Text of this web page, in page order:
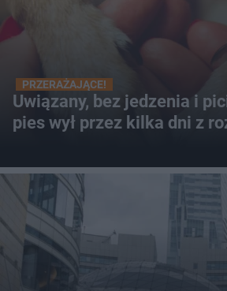
PRZERAŻAJĄCE!
Uwiązany, bez jedzenia i
pies wył przez kilka dni z